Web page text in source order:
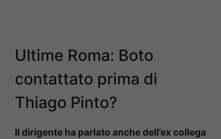
Ultime Roma: Boto
contattato prima di
Thiago Pinto?
Il dirigente ha parlato anche dell’ex collega